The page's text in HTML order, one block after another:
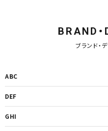
BRAND
ブランド・
ABC
DEF
GHI